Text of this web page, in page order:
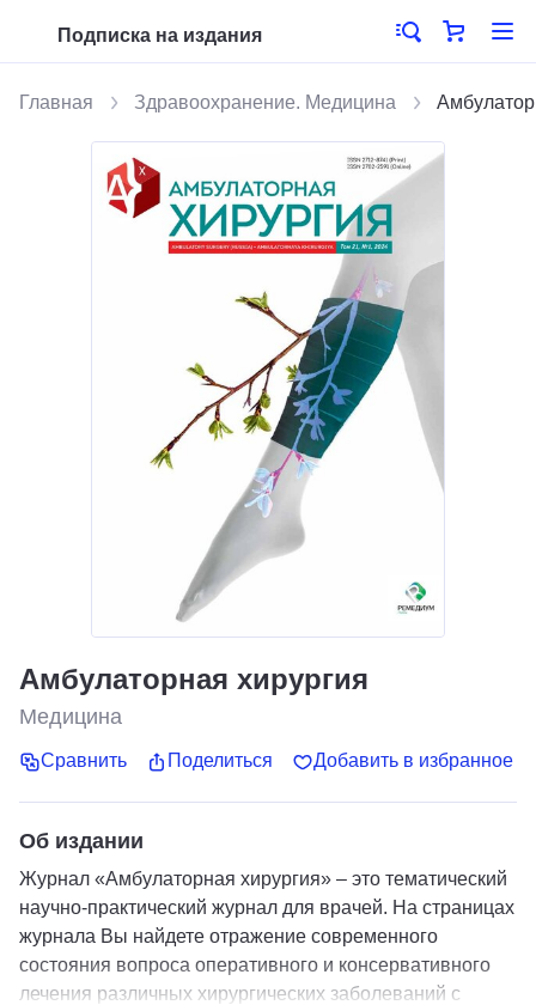
Подписка на издания
Главная Здравоохранение. Медицина
Амбулаторная хирургия
Медицина
Сравнить Поделиться Добавить в избранное
Об издании
Журнал «Амбулаторная хирургия» – это тематический
научно-практический журнал для врачей. На страницах
журнала Вы найдете отражение современного
состояния вопроса оперативного и консервативного
лечения различных хирургических заболеваний с